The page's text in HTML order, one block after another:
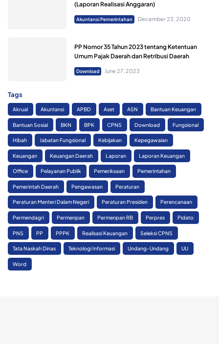
(Laporan Realisasi Anggaran)
Akuntansi Pemerintahan December 23, 2020
PP Nomor 35 Tahun 2023 tentang Ketentuan
Umum Pajak Daerah dan Retribusi Daerah
Download June 27, 2023
Tags
Akrual Akuntansi APBD Aset ASN Bantuan Keuangan
Bantuan Sosial BKN BPK CPNS Download Fungsional
Hibah Jabatan Fungsional Kebijakan Kepegawaian
Keuangan Keuangan Daerah Laporan Laporan Keuangan
Office Pelayanan Publik Pemeriksaan Pemerintahan
Pemerintah Daerah Pengawasan Peraturan
Peraturan Menteri Dalam Negeri Peraturan Presiden Perencanaan
Permendagri Permenpan Permenpan RB Perpres Pidato
PNS PP PPPK Realisasi Keuangan Seleksi CPNS
Tata Naskah Dinas Teknologi Informasi Undang-Undang UU
Word